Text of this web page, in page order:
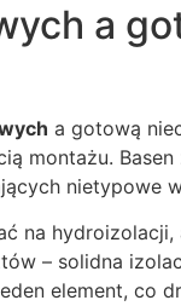
a
a gotową
montażu.
nietypowe
na hydroizolacji,
– solidna
element, co